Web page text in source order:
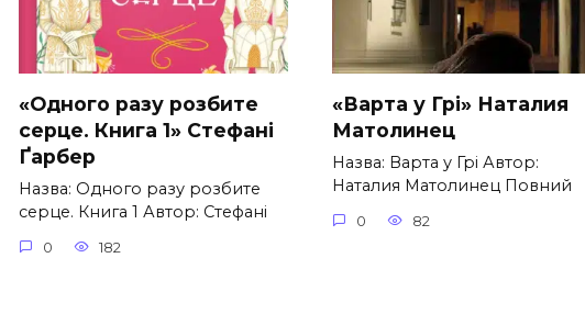
«Одного разу розбите
серце. Книга 1» Стефані
Ґарбер
Назва: Одного разу розбите
серце. Книга 1 Автор: Стефані
0 182
«Варта у Грі» Наталия
Матолинец
Назва: Варта у Грі Автор:
Наталия Матолинец Повний
0 82